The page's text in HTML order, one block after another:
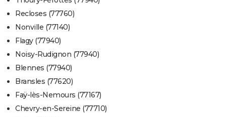
Recloses (77760)
Nonville (77140)
Flagy (77940)
Noisy-Rudignon (77940)
Blennes (77940)
Bransles (77620)
Faÿ-lès-Nemours (77167)
Chevry-en-Sereine (77710)